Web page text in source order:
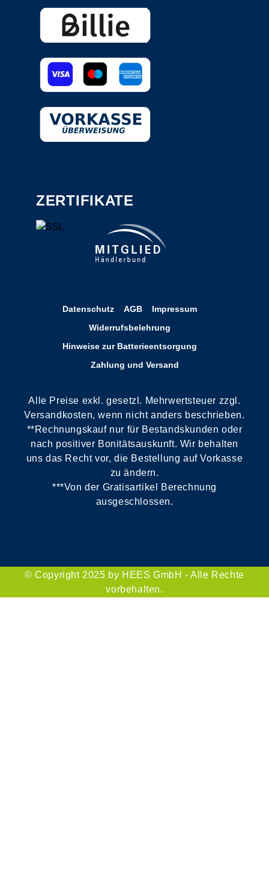
ZERTIFIKATE
Datenschutz AGB
Impressum
Widerrufsbelehrung
Hinweise zur Batterieentsorgung
Zahlung und Versand
Alle Preise exkl. gesetzl. Mehrwertsteuer zzgl.
Versandkosten, wenn nicht anders beschrieben.
**Rechnungskauf nur für Bestandskunden oder
nach positiver Bonitätsauskunft. Wir behalten
uns das Recht vor, die Bestellung auf Vorkasse
zu ändern.
***Von der Gratisartikel Berechnung
ausgeschlossen.
© Copyright 2025 by HEES GmbH - Alle Rechte
vorbehalten.